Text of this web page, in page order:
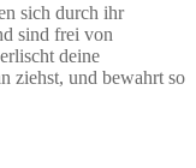
sich durch ihr
sind frei von
deine
ziehst, und bewahrt so